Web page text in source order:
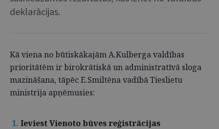
deklarācijas.
Kā viena no būtiskākajām A.Kulberga valdības
prioritātēm ir birokrātiskā un administratīvā sloga
mazināšana, tāpēc E.Smiltēna vadībā Tieslietu
ministrija apņēmusies:
Ieviest Vienoto būves reģistrācijas